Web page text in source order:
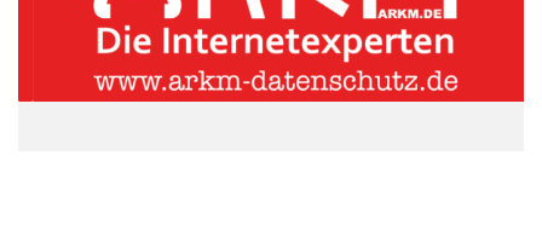
RumBrum hat erkannt, dass die Gewährleistung von
individueller Mobilität für moderne Gesellschaften ein zentrales
Anliegen ist: Sie ist Voraussetzung für wirtschaftliches
Wachstum und für soziale Teilnahme am öffentlichen und